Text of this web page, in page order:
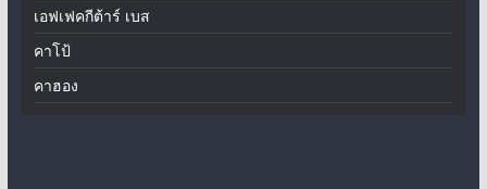
เอฟเฟคกีต้าร์ เบส
คาโป้
คาฮอง